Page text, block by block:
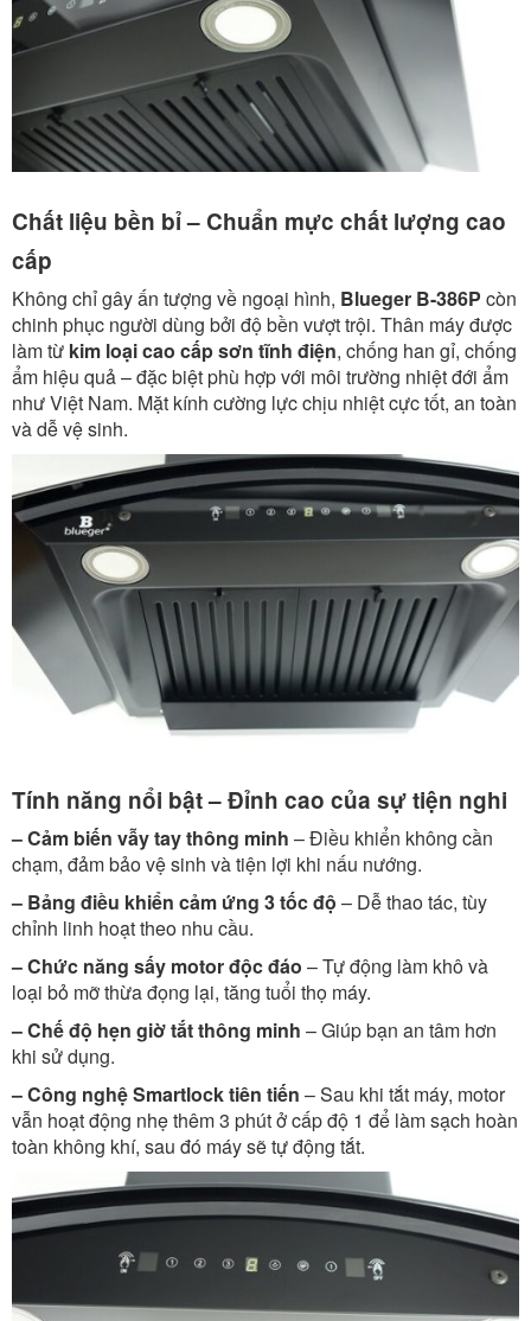
Chất liệu bền bỉ – Chuẩn mực chất lượng cao
cấp
Không chỉ gây ấn tượng về ngoại hình, Blueger B-386P còn
chinh phục người dùng bởi độ bền vượt trội. Thân máy được
làm từ kim loại cao cấp sơn tĩnh điện, chống han gỉ, chống
ẩm hiệu quả – đặc biệt phù hợp với môi trường nhiệt đới ẩm
như Việt Nam. Mặt kính cường lực chịu nhiệt cực tốt, an toàn
và dễ vệ sinh.
Tính năng nổi bật – Đỉnh cao của sự tiện nghi
– Cảm biến vẫy tay thông minh – Điều khiển không cần
chạm, đảm bảo vệ sinh và tiện lợi khi nấu nướng.
– Bảng điều khiển cảm ứng 3 tốc độ – Dễ thao tác, tùy
chỉnh linh hoạt theo nhu cầu.
– Chức năng sấy motor độc đáo – Tự động làm khô và
loại bỏ mỡ thừa đọng lại, tăng tuổi thọ máy.
– Chế độ hẹn giờ tắt thông minh – Giúp bạn an tâm hơn
khi sử dụng.
– Công nghệ Smartlock tiên tiến – Sau khi tắt máy, motor
vẫn hoạt động nhẹ thêm 3 phút ở cấp độ 1 để làm sạch hoàn
toàn không khí, sau đó máy sẽ tự động tắt.